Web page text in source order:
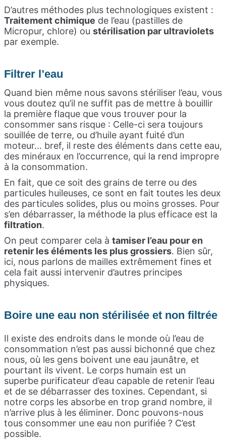
D’autres méthodes plus technologiques existent :
Traitement chimique de l’eau (pastilles de
Micropur, chlore) ou stérilisation par ultraviolets
par exemple.
Filtrer l’eau
Quand bien même nous savons stériliser l’eau, vous
vous doutez qu’il ne suffit pas de mettre à bouillir
la première flaque que vous trouver pour la
consommer sans risque : Celle-ci sera toujours
souillée de terre, ou d’huile ayant fuité d’un
moteur… bref, il reste des éléments dans cette eau,
des minéraux en l’occurrence, qui la rend impropre
à la consommation.
En fait, que ce soit des grains de terre ou des
particules huileuses, ce sont en fait toutes les deux
des particules solides, plus ou moins grosses. Pour
s’en débarrasser, la méthode la plus efficace est la
filtration.
On peut comparer cela à tamiser l’eau pour en
retenir les éléments les plus grossiers. Bien sûr,
ici, nous parlons de mailles extrêmement fines et
cela fait aussi intervenir d’autres principes
physiques.
Boire une eau non stérilisée et non filtrée
Il existe des endroits dans le monde où l’eau de
consommation n’est pas aussi bichonné que chez
nous, où les gens boivent une eau jaunâtre, et
pourtant ils vivent. Le corps humain est un
superbe purificateur d’eau capable de retenir l’eau
et de se débarrasser des toxines. Cependant, si
notre corps les absorbe en trop grand nombre, il
n’arrive plus à les éliminer. Donc pouvons-nous
tous consommer une eau non purifiée ? C’est
possible.